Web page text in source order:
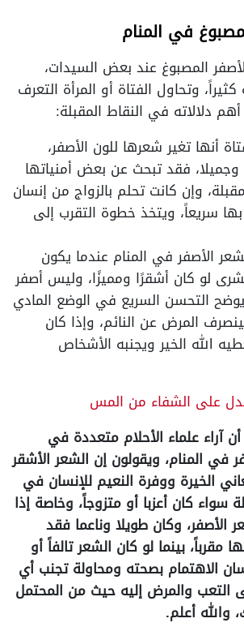
في المنام
المصبوغ عند بعض السيدات،
وتحاول الفتاة أو المرأة التعرف
دلالاته في النقاط المقبلة:
أنها تغير شعرها للون الأصفر،
وجميلا، فقد تبحث عن بعض أمنياتها
وإن كانت تحلم بالزواج من إنسان
سريعاً، ويتخذ خطوة التقرب إلى
الأصفر في المنام عندما يكون
لو كان أشقرًا ومميزًا، وليس أصفر
التحسن السريع في الوضع المادي
المرض عن النائم، وإذا كان
الله الخير ويجنبه الأشخاص
على الشفاء من المس
آراء علماء الأحلام متعددة في
في المنام، ويقولون إن الشعر الأشقر
الخيرة ووفرة النعيم للإنسان في
سواء كان أعزبا أو متزوجاً، وخاصة إذا
الأصفر، وكان طويلا وناعما فقد
مقرباً، بينما لو كان الشعر تالفاً أو
الاهتمام بصحته ومحاولة تجنب أي
التعب والمرض إليه حيث من المحتمل
والله أعلم.